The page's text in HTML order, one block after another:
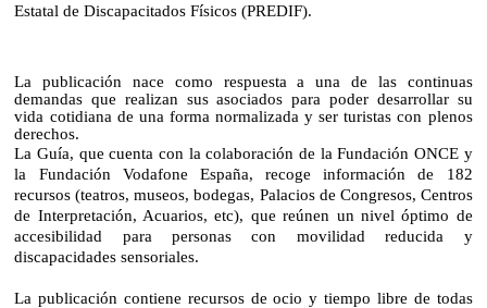
Estatal de Discapacitados Físicos (PREDIF).
La publicación nace como respuesta a una de las continuas
demandas que realizan sus asociados para poder desarrollar su
vida cotidiana de una forma normalizada y ser turistas con plenos
derechos.
La Guía, que cuenta con la colaboración de la Fundación ONCEy
la Fundación Vodafone España, recoge información de 182
recursos (teatros, museos, bodegas, Palacios de Congresos, Centros
de Interpretación, Acuarios, etc), que reúnen un nivel óptimo de
accesibilidad para personas con movilidad reducida y
discapacidades sensoriales.
La publicación contiene recursos de ocio y tiempo libre de todas